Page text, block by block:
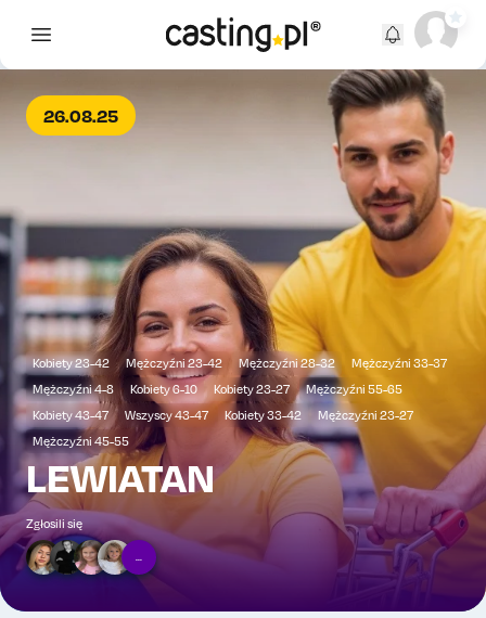
Open main menu
26.08.25
Kobiety 23-42 Mężczyźni 23-42 Mężczyźni 28-32
Mężczyźni 33-37
Mężczyźni 4-8
Kobiety 6-10 Kobiety 23-27
Mężczyźni 55-65
Kobiety 43-47
Wszyscy 43-47 Kobiety 33-42
Mężczyźni 23-27
Mężczyźni 45-55
LEWIATAN
Zgłosili się